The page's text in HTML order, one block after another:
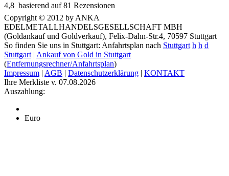
4,8  basierend auf81 Rezensionen
Copyright © 2012 by ANKA
EDELMETALLHANDELSGESELLSCHAFT MBH
(Goldankauf und Goldverkauf), Felix-Dahn-Str.4, 70597 Stuttgart
So finden Sie uns in Stuttgart: Anfahrtsplan nach Stuttgart h h d
Stuttgart | Ankauf von Gold in Stuttgart
(Entfernungsrechner/Anfahrtsplan)
Impressum | AGB | Datenschutzerklärung | KONTAKT
Ihre Merkliste v. 07.08.2026
Auszahlung:
Euro